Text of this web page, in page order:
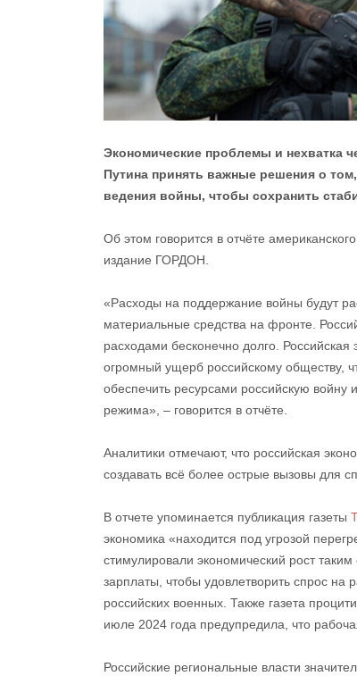
Экономические проблемы и нехватка
Путина принять важные решения о
ведения войны, чтобы сохранить
Об этом говорится в отчёте
издание ГОРДОН.
«Расходы на поддержание войны будут
материальные средства на фронте.
расходами бесконечно долго. Российская
огромный ущерб российскому обществу,
обеспечить ресурсами российскую войну
режима», – говорится в отчёте.
Аналитики отмечают, что российская
создавать всё более острые вызовы для
В отчете упоминается публикация газеты
экономика «находится под угрозой
стимулировали экономический рост
зарплаты, чтобы удовлетворить спрос на
российских военных. Также газета
июле 2024 года предупредила, что
Российские региональные власти